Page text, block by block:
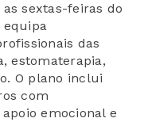
sextas-feiras do
equipa
das
estomaterapia,
O plano inclui
com
emocional e